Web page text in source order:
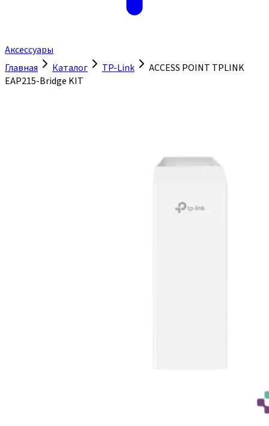
Аксессуары
Главная
Каталог TP-Link
ACCESS POINT TPLINK
EAP215-Bridge KIT